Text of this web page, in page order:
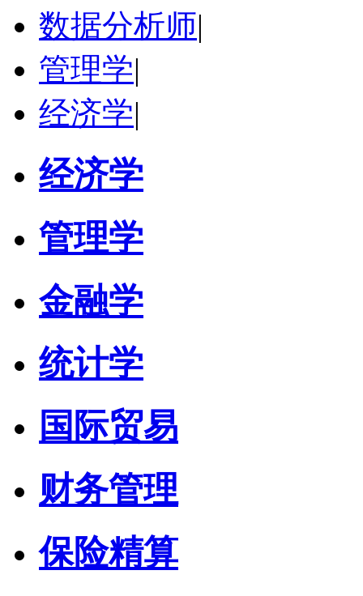
数据分析师|
管理学|
经济学|
经济学
管理学
金融学
统计学
国际贸易
财务管理
保险精算